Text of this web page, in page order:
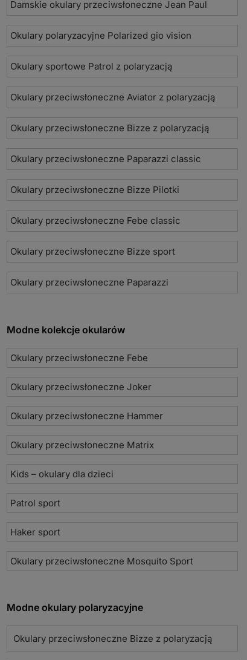
Damskie okulary przeciwsłoneczne Jean Paul
Okulary polaryzacyjne Polarized gio vision
Okulary sportowe Patrol z polaryzacją
Okulary przeciwsłoneczne Aviator z polaryzacją
Okulary przeciwsłoneczne Bizze z polaryzacją
Okulary przeciwsłoneczne Paparazzi classic
Okulary przeciwsłoneczne Bizze Pilotki
Okulary przeciwsłoneczne Febe classic
Okulary przeciwsłoneczne Bizze sport
Okulary przeciwsłoneczne Paparazzi
Modne kolekcje okularów
Okulary przeciwsłoneczne Febe
Okulary przeciwsłoneczne Joker
Okulary przeciwsłoneczne Hammer
Okulary przeciwsłoneczne Matrix
Kids – okulary dla dzieci
Patrol sport
Haker sport
Okulary przeciwsłoneczne Mosquito Sport
Modne okulary polaryzacyjne
Okulary przeciwsłoneczne Bizze z polaryzacją